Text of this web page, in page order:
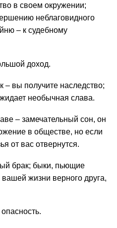
в своем окружении;
неблаговидного
– к судебному
доход.
– вы получите наследство;
необычная слава.
– замечательный сон, он
в обществе, но если
от вас отвернутся.
брак; быки, пьющие
жизни верного друга,